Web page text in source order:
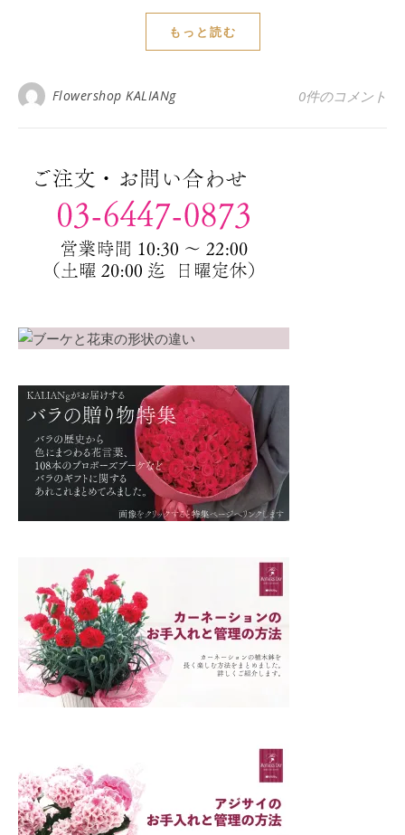
もっと読む
Flowershop KALIANg 0件のコメント